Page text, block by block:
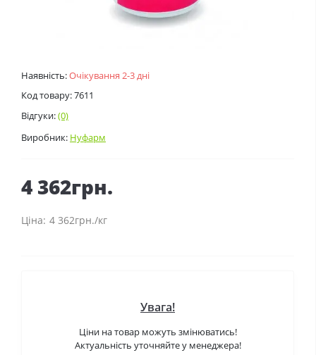
Наявність:Очікування 2-3 дні
Код товару: 7611
Відгуки:(0)
Виробник: Нуфарм
4 362грн.
4 362грн./кг
Увага!
Ціни на товар можуть змінюватись!
Актуальність уточняйте у менеджера!